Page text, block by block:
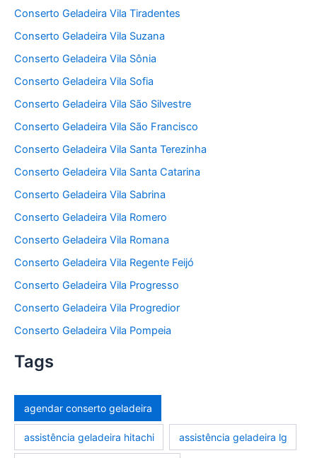
Conserto Geladeira Vila Tiradentes
Conserto Geladeira Vila Suzana
Conserto Geladeira Vila Sônia
Conserto Geladeira Vila Sofia
Conserto Geladeira Vila São Silvestre
Conserto Geladeira Vila São Francisco
Conserto Geladeira Vila Santa Terezinha
Conserto Geladeira Vila Santa Catarina
Conserto Geladeira Vila Sabrina
Conserto Geladeira Vila Romero
Conserto Geladeira Vila Romana
Conserto Geladeira Vila Regente Feijó
Conserto Geladeira Vila Progresso
Conserto Geladeira Vila Progredior
Conserto Geladeira Vila Pompeia
Tags
agendar conserto geladeira
assistência geladeira hitachi assistência geladeira lg